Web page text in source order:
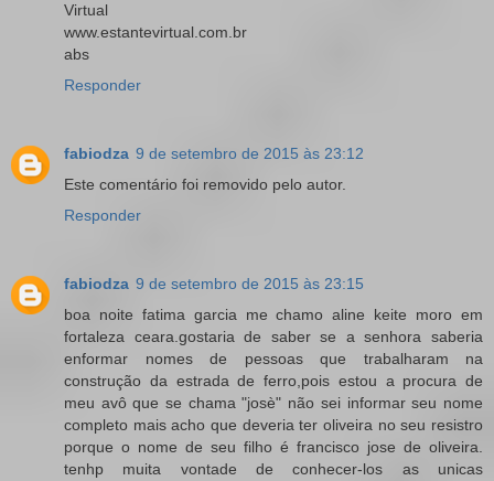
Virtual
www.estantevirtual.com.br
abs
Responder
fabiodza 9 de setembro de 2015 às 23:12
Este comentário foi removido pelo autor.
Responder
fabiodza 9 de setembro de 2015 às 23:15
boa noite fatima garcia me chamo aline keite moro em
fortaleza ceara.gostaria de saber se a senhora saberia
enformar nomes de pessoas que trabalharam na
construção da estrada de ferro,pois estou a procura de
meu avô que se chama "josè" não sei informar seu nome
completo mais acho que deveria ter oliveira no seu resistro
porque o nome de seu filho é francisco jose de oliveira.
tenhp muita vontade de conhecer-los as unicas